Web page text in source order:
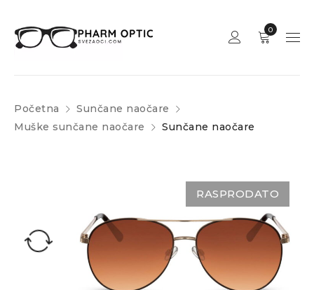
0
Početna
Sunčane naočare
Muške sunčane naočare
Sunčane naočare
RASPRODATO